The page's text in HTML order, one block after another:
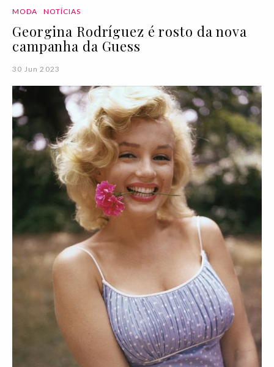
MODA NOTÍCIAS
Georgina Rodríguez é rosto da nova
campanha da Guess
30 Jun 2023